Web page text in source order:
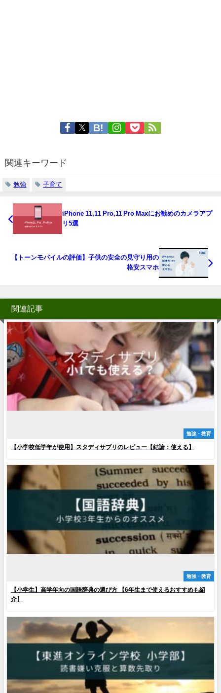
関連キーワード
勉強 子育て
iPhone 11,11 Pro,11 Pro Maxにお勧めのカメラアプ
リ5選
【トーンモバイルの評価】子供の安全の見守り用の
格安スマホ
関連記事
勉強・教育
【小学校低学年が使用】スタディサプリのレビュー【結論：使える】
勉強・教育
【小学生】高学年向の国語辞典の選び方 【6年生まで使えるおすすめも紹
介】